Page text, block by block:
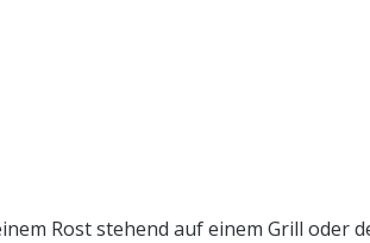
Rost stehend auf einem Grill oder